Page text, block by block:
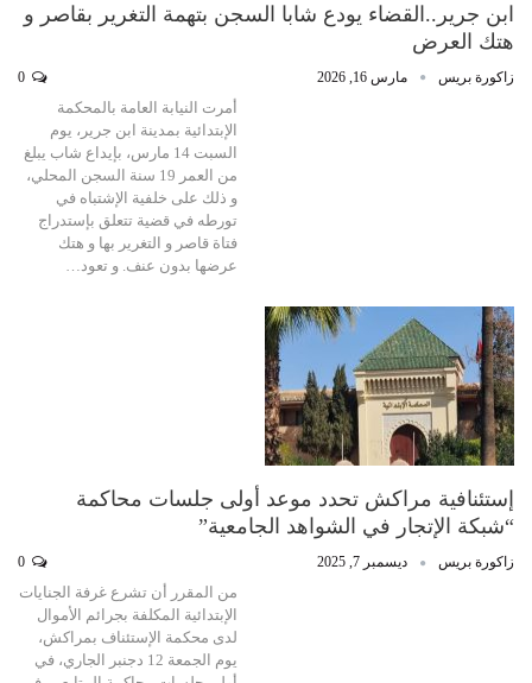
ابن جرير..القضاء يودع شابا السجن بتهمة التغرير بقاصر و
هتك العرض
زاكورة بريس مارس 16, 2026
أمرت النيابة العامة بالمحكمة
الإبتدائية بمدينة ابن جرير، يوم
السبت 14 مارس، بإيداع شاب يبلغ
من العمر 19 سنة السجن المحلي،
و ذلك على خلفية الإشتباه في
تورطه في قضية تتعلق بإستدراج
فتاة قاصر و التغرير بها و هتك
عرضها بدون عنف. و تعود…
إستئنافية مراكش تحدد موعد أولى جلسات محاكمة
“شبكة الإتجار في الشواهد الجامعية”
زاكورة بريس ديسمبر 7, 2025
من المقرر أن تشرع غرفة الجنايات
الإبتدائية المكلفة بجرائم الأموال
لدى محكمة الإستئناف بمراكش،
يوم الجمعة 12 دجنبر الجاري، في